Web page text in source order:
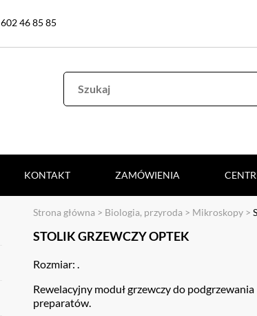
602 46 85 85
KONTAKT ZAMÓWIENIA
Strona główna > Biologia, przyroda > Mikroskopy >
STOLIK GRZEWCZY OPTEK
Rozmiar: .
Rewelacyjny moduł grzewczy do podgrzewania
preparatów.